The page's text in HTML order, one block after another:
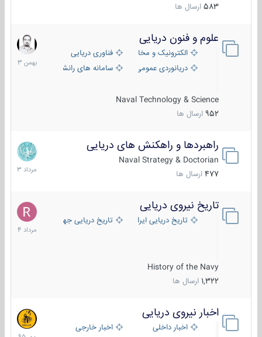
583 ارسال ها
علوم و فنون دریایی
الکترونیک و مخابرات دریاییفناوری دریایی
دریانوردی عمومی
سامانه های رانشی دریایی
Naval Technology & Science
952 ارسال ها
6
بهمن
1403
راهبردها و راهکنش های دریایی
Naval Strategy & Doctorian
477 ارسال ها
2
مرداد
1403
تاریخ نیروی دریایی
تاریخ دریایی ایران تاریخ دریایی جهان
History of the Navy
1,322 ارسال ها
16
مرداد
1404
اخبار نیروی دریایی
اخبار داخلی اخبار خارجی
27
مهر